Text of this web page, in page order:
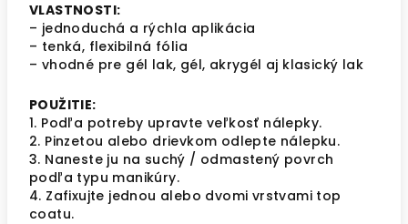
VLASTNOSTI:
– jednoduchá a rýchla aplikácia
– tenká, flexibilná fólia
– vhodné pre gél lak, gél, akrygél aj klasický lak
POUŽITIE:
1. Podľa potreby upravte veľkosť nálepky.
2. Pinzetou alebo drievkom odlepte nálepku.
3. Naneste ju na suchý / odmastený povrch
podľa typu manikúry.
4. Zafixujte jednou alebo dvomi vrstvami top
coatu.